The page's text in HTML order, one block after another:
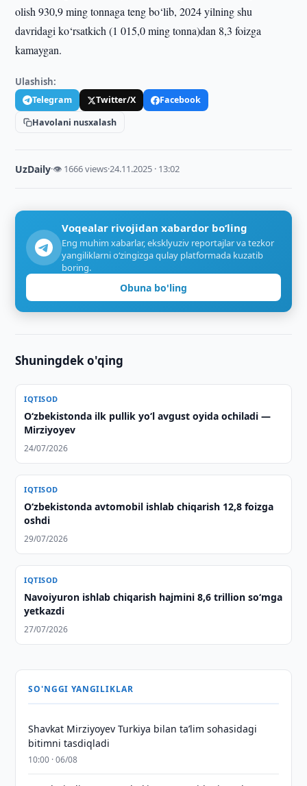
olish 930,9 ming tonnaga teng bo‘lib, 2024 yilning shu
davridagi ko‘rsatkich (1 015,0 ming tonna)dan 8,3 foizga
kamaygan.
Ulashish:
Telegram Twitter/X
Facebook
Havolani nusxalash
UzDaily·👁 1666 views·24.11.2025 · 13:02
Voqealar rivojidan xabardor bo‘ling
Eng muhim xabarlar, eksklyuziv reportajlar va tezkor
yangiliklarni o‘zingizga qulay platformada kuzatib
boring.
Obuna bo'ling
Shuningdek o'qing
IQTISOD
O‘zbekistonda ilk pullik yo‘l avgust oyida ochiladi —
Mirziyoyev
24/07/2026
IQTISOD
O‘zbekistonda avtomobil ishlab chiqarish 12,8 foizga
oshdi
29/07/2026
IQTISOD
Navoiyuron ishlab chiqarish hajmini 8,6 trillion soʻmga
yetkazdi
27/07/2026
SO'NGGI YANGILIKLAR
Shavkat Mirziyoyev Turkiya bilan taʼlim sohasidagi
bitimni tasdiqladi
10:00 · 06/08